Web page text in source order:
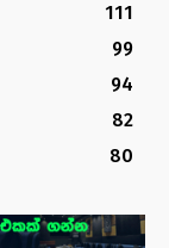
111
99
94
82
80